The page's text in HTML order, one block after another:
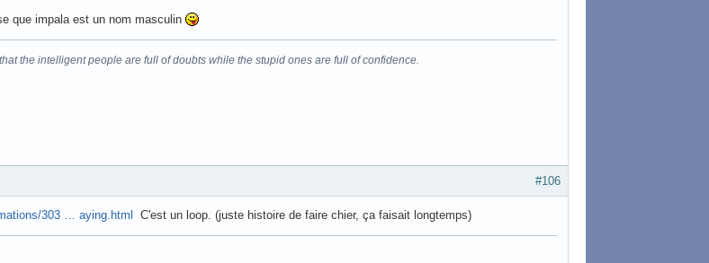
que impala est un nom masculin
the intelligent people are full of doubts while the stupid ones are full of confidence.
#106
303 … aying.html C'est un loop. (juste histoire de faire chier, ça faisait longtemps)